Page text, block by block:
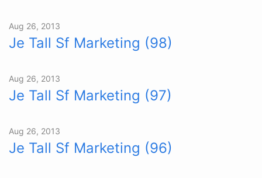
Aug 26, 2013
Je Tall Sf Marketing (98)
Aug 26, 2013
Je Tall Sf Marketing (97)
Aug 26, 2013
Je Tall Sf Marketing (96)